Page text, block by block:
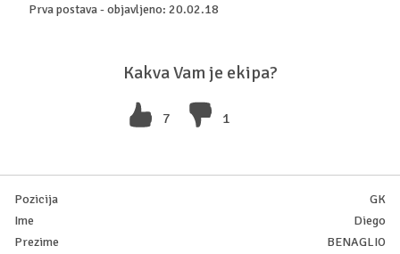
Kakva Vam je ekipa?
7 1
Prva postava - objavljeno: 20.02.18
GK
Diego
BENAGLIO